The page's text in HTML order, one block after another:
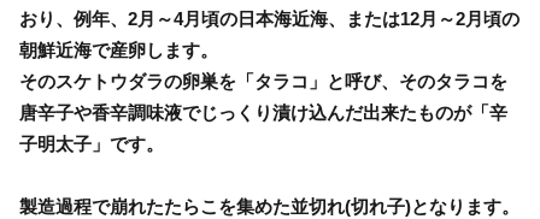
おり、例年、2月～4月頃の日本海近海、または12月～2月頃の
朝鮮近海で産卵します。
そのスケトウダラの卵巣を「タラコ」と呼び、そのタラコを
唐辛子や香辛調味液でじっくり漬け込んだ出来たものが「辛
子明太子」です。
製造過程で崩れたたらこを集めた並切れ(切れ子)となります。